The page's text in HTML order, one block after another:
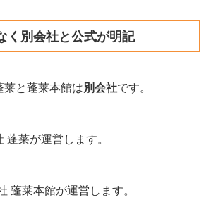
く別会社と公式が明記
莱と蓬莱本館は別会社です。
莱が運営します。
蓬莱本館が運営します。